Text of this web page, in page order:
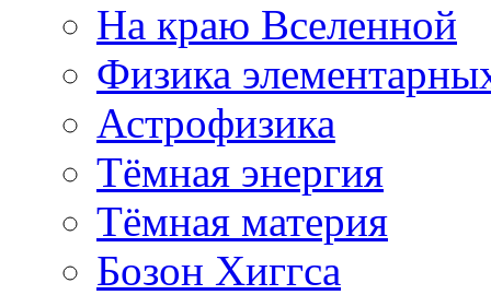
На краю Вселенной
Физика
Астрофизика
Тёмная энергия
Тёмная материя
Бозон Хиггса